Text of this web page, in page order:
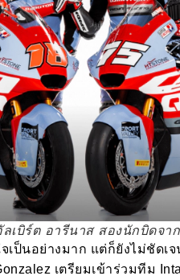
เบิร์ต อารีนาส สองนักบิดจา
ป็นอย่างมาก แต่ก็ยังไม่ชัดเ
เตรียมเข้าร่วมทีม